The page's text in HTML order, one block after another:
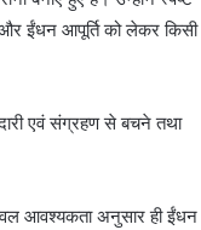
और ईंधन आपूर्ति को लेकर किसी
एवं संग्रहण से बचने तथा
आवश्यकता अनुसार ही ईंधन